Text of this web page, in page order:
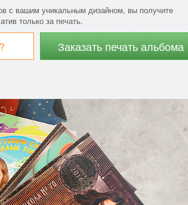
с вашим уникальным дизайном, вы получите
только за печать.
Заказать печать альбома